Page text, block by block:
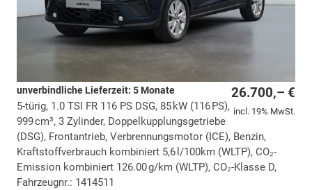
26.700,– €
incl. 19% MwSt.
unverbindliche Lieferzeit: 5 Monate
5-türig, 1.0 TSI FR 116 PS DSG, 85 kW (116 PS),
999 cm³, 3 Zylinder, Doppelkupplungsgetriebe
(DSG), Frontantrieb, Verbrennungsmotor (ICE), Benzin,
Kraftstoffverbrauch kombiniert 5,6 l/100km (WLTP), CO₂-
Emission kombiniert 126.00 g/km (WLTP), CO₂-Klasse D,
Fahrzeugnr.: 1414511